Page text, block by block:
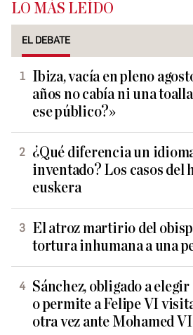
LO MÁS LEÍDO
EL DEBATE
Ibiza, vacía en pleno
años no cabía ni una
ese público?»
¿Qué diferencia un
inventado? Los casos del
euskera
El atroz martirio del
tortura inhumana a una
Sánchez, obligado a
o permite a Felipe VI
otra vez ante Mohamed VI